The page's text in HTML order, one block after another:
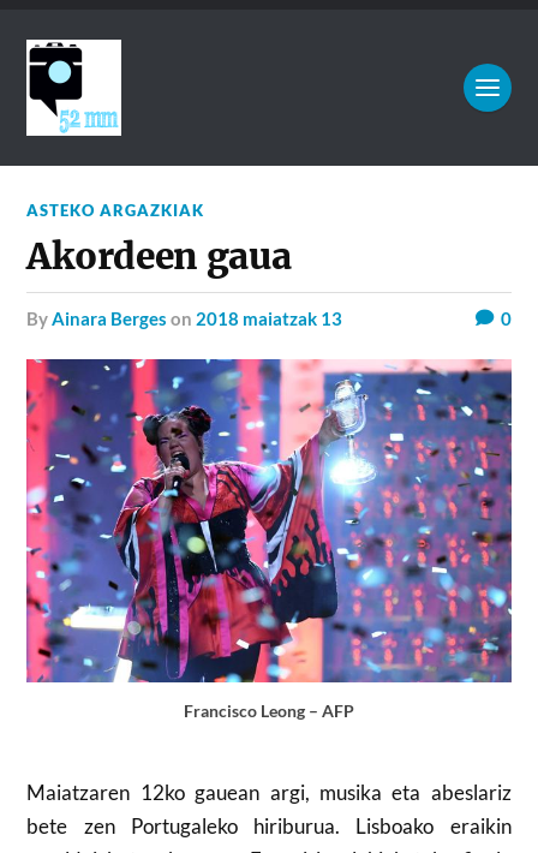
ASTEKO ARGAZKIAK
Akordeen gaua
byAinara Berges on 2018 maiatzak 13 0
Francisco Leong – AFP
Maiatzaren 12ko gauean argi, musika eta abeslariz
bete zen Portugaleko hiriburua. Lisboako eraikin